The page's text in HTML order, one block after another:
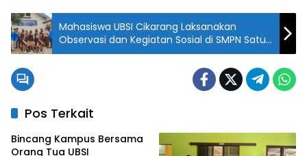
Mahasiswa UBSI Cikarang Laksanakan
Observasi dan Kegiatan Sosial di SMPN Satu
Atap Pebayuran
Pos Terkait
Bincang Kampus Bersama
Orang Tua UBSI